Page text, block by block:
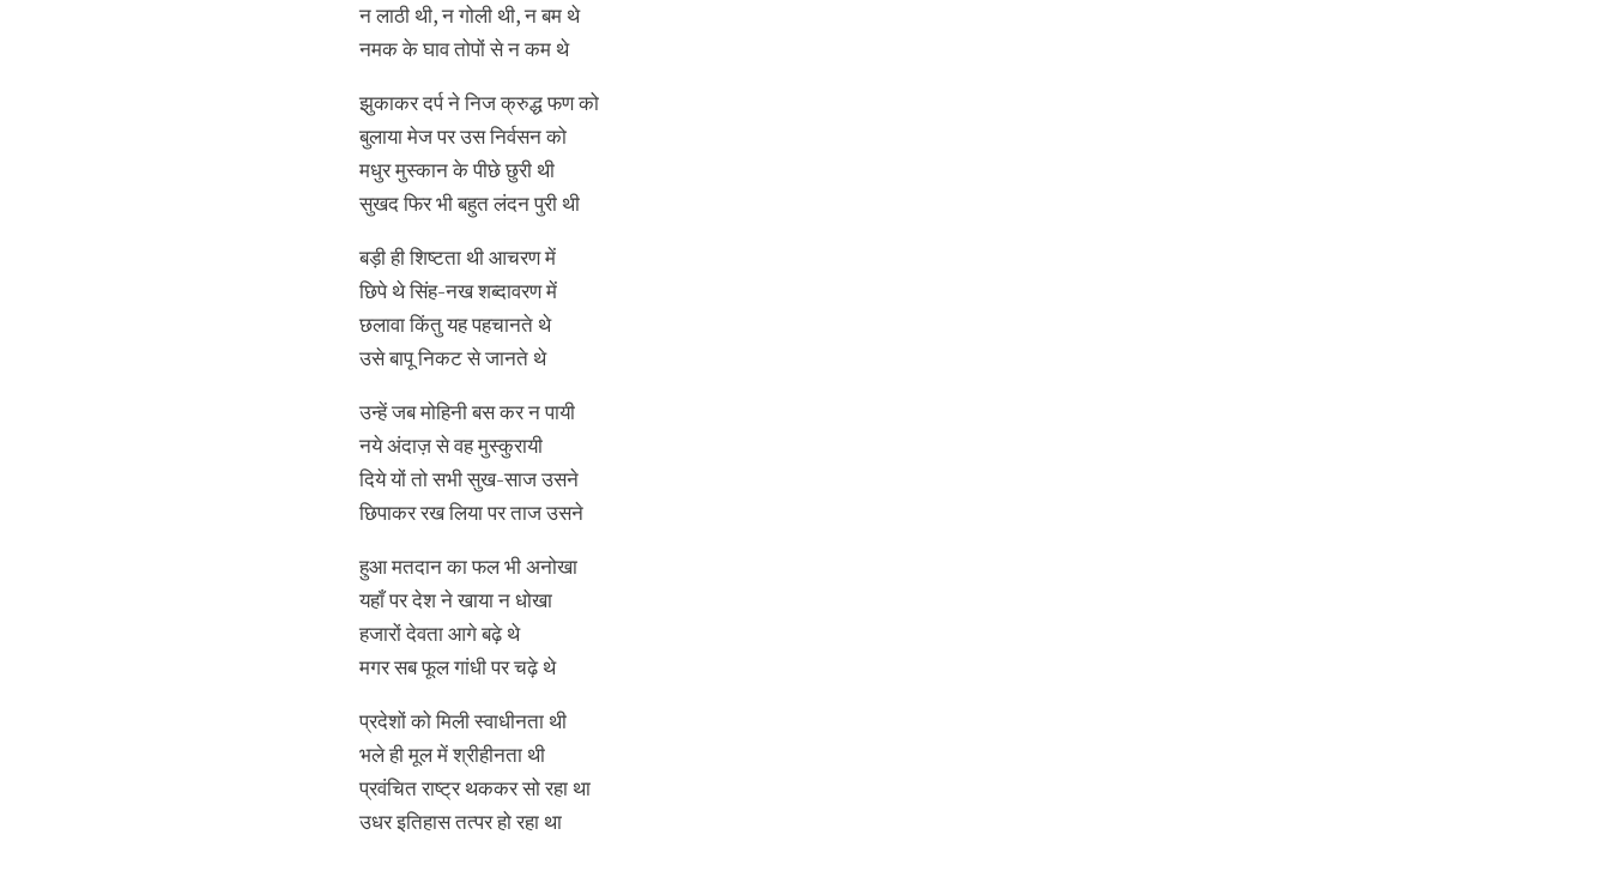
न लाठी थी, न गोली थी, न बम थे
नमक के घाव तोपों से न कम थे
झुकाकर दर्प ने निज क्रुद्ध फण को
बुलाया मेज पर उस निर्वसन को
मधुर मुस्कान के पीछे छुरी थी
सुखद फिर भी बहुत लंदन पुरी थी
बड़ी ही शिष्टता थी आचरण में
छिपे थे सिंह-नख शब्दावरण में
छलावा किंतु यह पहचानते थे
उसे बापू निकट से जानते थे
उन्हें जब मोहिनी बस कर न पायी
नये अंदाज़ से वह मुस्कुरायी
दिये यों तो सभी सुख-साज उसने
छिपाकर रख लिया पर ताज उसने
हुआ मतदान का फल भी अनोखा
यहाँ पर देश ने खाया न धोखा
हजारों देवता आगे बढ़े थे
मगर सब फूल गांधी पर चढ़े थे
प्रदेशों को मिली स्वाधीनता थी
भले ही मूल में श्रीहीनता थी
प्रवंचित राष्ट्र थककर सो रहा था
उधर इतिहास तत्पर हो रहा था